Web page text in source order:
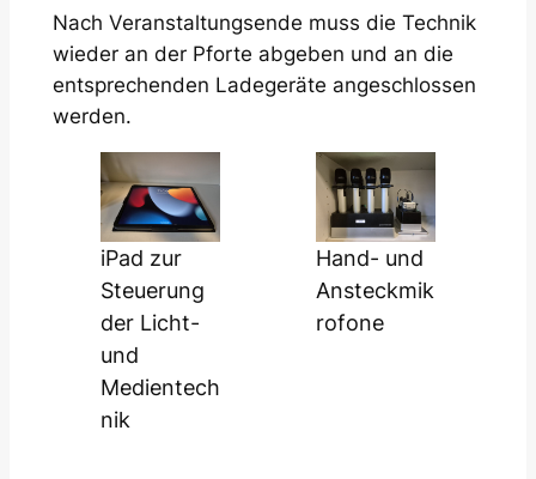
Nach Veranstaltungsende muss die Technik
wieder an der Pforte abgeben und an die
entsprechenden Ladegeräte angeschlossen
werden.
iPad zur
Steuerung
der Licht-
und
Medientech
nik
Hand- und
Ansteckmik
rofone